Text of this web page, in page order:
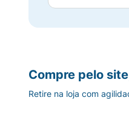
Compre pelo
Retire na loja com